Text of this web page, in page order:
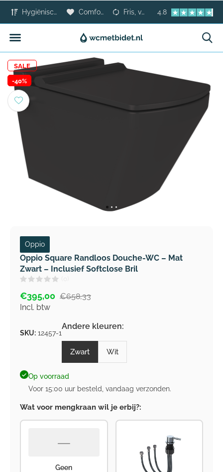
Hygiënischer dan toiletpapier Comfort voor iedereen Fris, veilig en modern 4.8
SALE
-40%
Oppio
Oppio Square Randloos Douche-WC – Mat
Zwart – Inclusief Softclose Bril
€395,00 €658,33
Incl. btw
SKU: 12457-1
Andere kleuren:
Zwart Wit
Op voorraad
Voor 15:00 uur besteld, vandaag verzonden.
Wat voor mengkraan wil je erbij?:
—
Geen